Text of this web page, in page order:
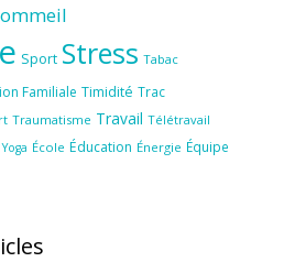
Sport Stress Tabac
Familiale Timidité Trac
Traumatisme Travail Télétravail
Yoga École Éducation Énergie Équipe